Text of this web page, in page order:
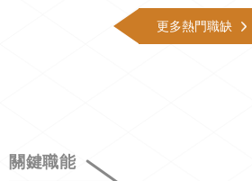
更多熱門職缺
關鍵職能